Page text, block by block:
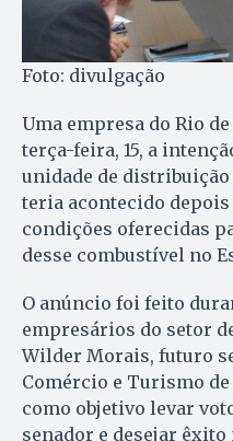
Foto: divulgação
Uma empresa do Rio
terça-feira, 15, a
unidade de distribuição
teria acontecido depois
condições oferecidas
desse combustível no
O anúncio foi feito
empresários do setor
Wilder Morais, futuro
Comércio e Turismo
como objetivo levar
senador e desejar